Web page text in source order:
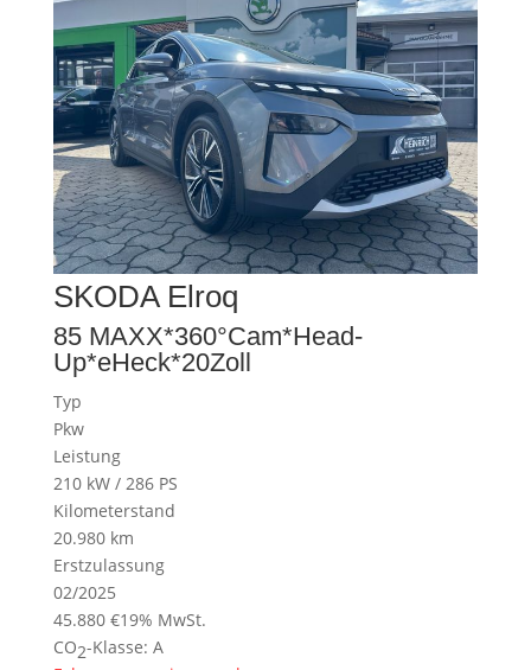
SKODA Elroq
85 MAXX*360°Cam*Head-
Up*eHeck*20Zoll
Typ
Pkw
Leistung
210 kW / 286 PS
Kilometerstand
20.980 km
Erstzulassung
02/2025
45.880 €19% MwSt.
CO2-Klasse: A